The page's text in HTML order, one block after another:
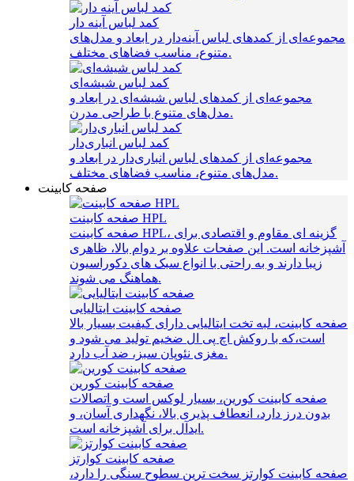
کمد لباس آینه دار
مجموعه‌ای از کمدهای لباس آینه‌دار در ابعاد و مدل‌های
متنوع، مناسب فضاهای مختلف.
کمد لباس شیشه‌ای
مجموعه‌ای از کمدهای لباس شیشه‌ای در ابعاد و
مدل‌های متنوع با طراحی مدرن.
کمد لباس انباری‌دار
مجموعه‌ای از کمدهای لباس انباری‌دار در ابعاد و
مدل‌های متنوع، مناسب فضاهای مختلف.
صفحه کابینت
صفحه کابینت HPL
صفحه کابینت HPL، گزینه‌ ای مقاوم و اقتصادی برای
آشپزخانه است. این صفحات علاوه بر دوام بالا، ظاهری
زیبا دارند و به راحتی با انواع سبک‌ های دکوراسیون
هماهنگ می‌ شوند.
صفحه کابینت ایتالیایی
صفحه کابینت، لبه تخت ایتالیایی دارای کیفیت بسیار بالا
است،که با روکش اچ پی ال ضخیم تولید می شود و
مغزی نئوپان سبز، ضد آب دارد.
صفحه کابینت کورین
صفحه کابینت کورین، بسیار لوکس است و اتصالات
بدون درز دارد، انعطاف پذیری بالا، نگهداری آسان، و
ایدآل برای آشپزخانه است.
صفحه کابینت کوارتز
صفحه کابینت کوارتز سخت ترین سطوح سنگی را دارد،